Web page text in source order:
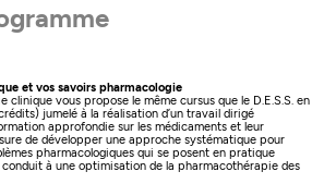
et vos savoirs pharmacologie
clinique vous propose le même cursus que le D.E.S.S. en
jumelé à la réalisation d’un travail dirigé
approfondie sur les médicaments et leur
de développer une approche systématique pour
pharmacologiques qui se posent en pratique
à une optimisation de la pharmacothérapie des